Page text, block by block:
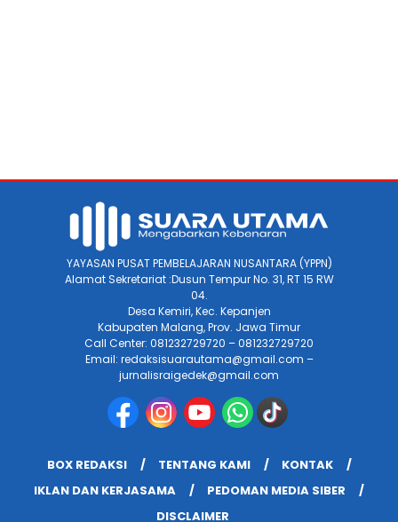
YAYASAN PUSAT PEMBELAJARAN NUSANTARA (YPPN)
Alamat Sekretariat :Dusun Tempur No. 31, RT 15 RW
04.
Desa Kemiri, Kec. Kepanjen
Kabupaten Malang, Prov. Jawa Timur
Call Center: 081232729720 – 081232729720
Email: redaksisuarautama@gmail.com –
jurnalisraigedek@gmail.com
BOX REDAKSI TENTANG KAMI
KONTAK
IKLAN DAN KERJASAMA
PEDOMAN MEDIA SIBER
DISCLAIMER